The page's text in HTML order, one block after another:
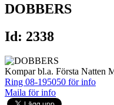
DOBBERS
Id: 2338
Kompar bl.a. Första Natten
Ring 08-195050 för info
Maila för info